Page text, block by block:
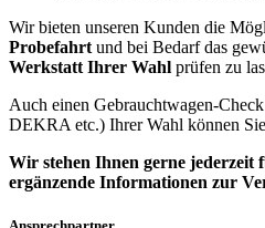
Wir bieten unseren Kunden die
Probefahrt und bei Bedarf das
Werkstatt Ihrer Wahl prüfen zu
Auch einen Gebrauchtwagen-
DEKRA etc.) Ihrer Wahl können
Wir stehen Ihnen gerne jederzeit
ergänzende Informationen zur